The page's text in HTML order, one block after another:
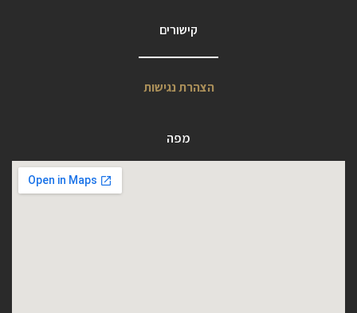
קישורים
הצהרת נגישות
מפה